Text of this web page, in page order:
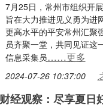
7月25日，常州市组织开
旨在大力推进见义勇为进
更高水平的平安常州汇聚
员齐聚一堂，共同见证这
信息采集员……更多
2024-07-26 10:37:00
财经观察：尽享夏日